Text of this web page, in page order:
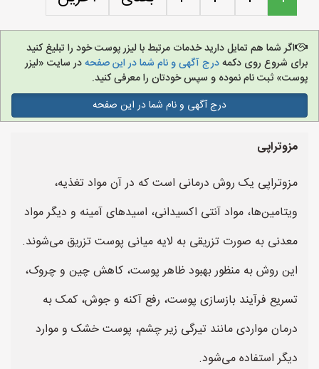
اگر شما هم تمایل دارید خدمات مرتبط با لیزر پوست خود را تبلیغ کنید
برای شروع روی دکمهدرج آگهی و نام شما در این صفحهدر سایت «لیزر
پوست» ثبت نام نموده و سپس خودتان را معرفی کنید.
درج آگهی و نام شما در این صفحه
مزوتراپی
مزوتراپی یک روش درمانی است که در آن مواد تغذیه،
ویتامین‌ها، مواد آنتی اکسیدانی، اسیدهای آمینه و دیگر مواد
معدنی به صورت تزریقی به لایه میانی پوست تزریق می‌شوند.
این روش به منظور بهبود ظاهر پوست، کاهش چین و چروک،
تسریع فرآیند بازسازی پوست، رفع آکنه و جوش، کمک به
درمان مواردی مانند تیرگی زیر چشم، پوست خشک و موارد
دیگر استفاده می‌شود.